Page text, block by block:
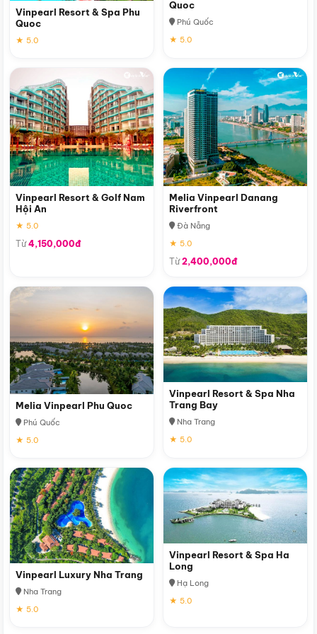
Vinpearl Resort & Spa Phu
Quoc
★ 5.0
Quoc
Phú Quốc
★ 5.0
Vinpearl Resort & Golf Nam
Hội An
★ 5.0
Từ4,150,000đ
Melia Vinpearl Danang
Riverfront
Đà Nẵng
★ 5.0
Từ2,400,000đ
Melia Vinpearl Phu Quoc
Phú Quốc
★ 5.0
Vinpearl Resort & Spa Nha
Trang Bay
Nha Trang
★ 5.0
Vinpearl Luxury Nha Trang
Nha Trang
★ 5.0
Vinpearl Resort & Spa Ha
Long
Hạ Long
★ 5.0